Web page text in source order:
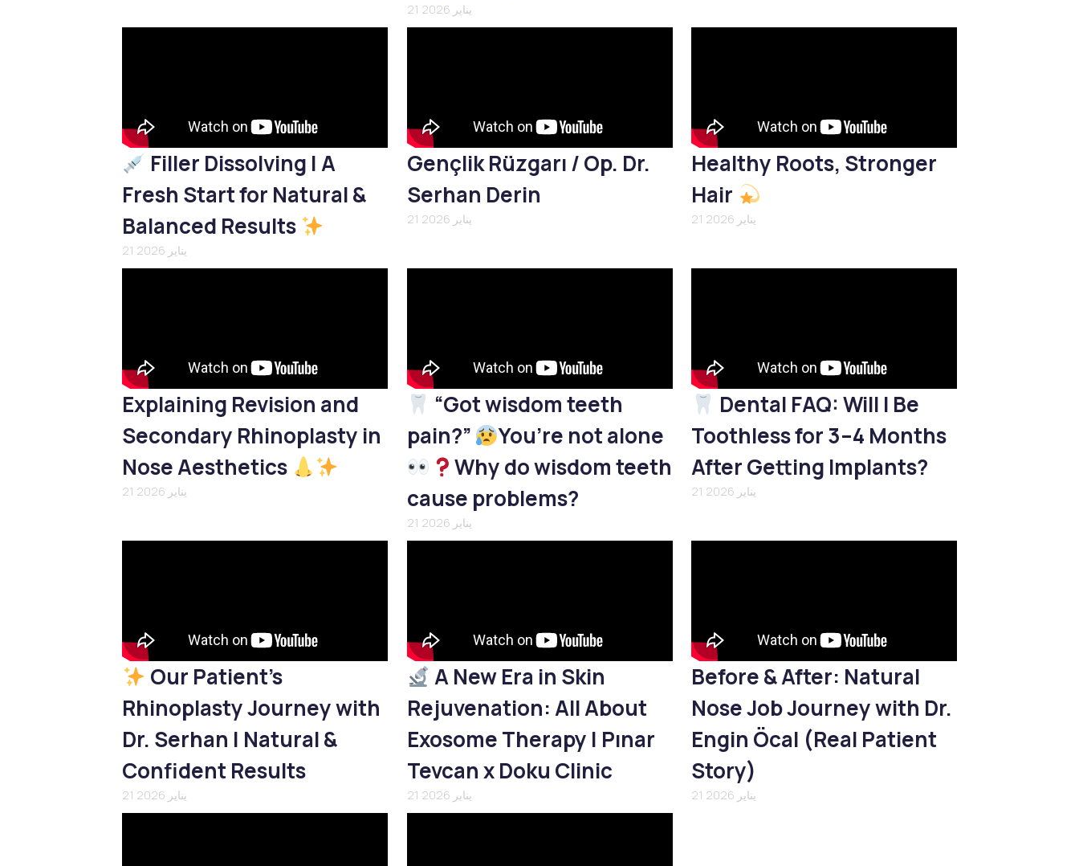
21 يناير 2026
Filler Dissolving | A
Fresh Start for Natural &
Balanced Results
21 يناير 2026
Gençlik Rüzgarı / Op. Dr.
Serhan Derin
21 يناير 2026
Healthy Roots, Stronger
Hair
21 يناير 2026
Explaining Revision and
Secondary Rhinoplasty in
Nose Aesthetics
21 يناير 2026
“Got wisdom teeth
pain?”
You’re not alone
Why do wisdom teeth
cause problems?
21 يناير 2026
Dental FAQ: Will I Be
Toothless for 3–4 Months
After Getting Implants?
21 يناير 2026
Our Patient’s
Rhinoplasty Journey with
Dr. Serhan | Natural &
Confident Results
21 يناير 2026
A New Era in Skin
Rejuvenation: All About
Exosome Therapy | Pınar
Tevcan x Doku Clinic
21 يناير 2026
Before & After: Natural
Nose Job Journey with Dr.
Engin Öcal (Real Patient
Story)
21 يناير 2026